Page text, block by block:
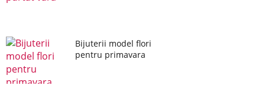
Bijuterii model flori
pentru primavara